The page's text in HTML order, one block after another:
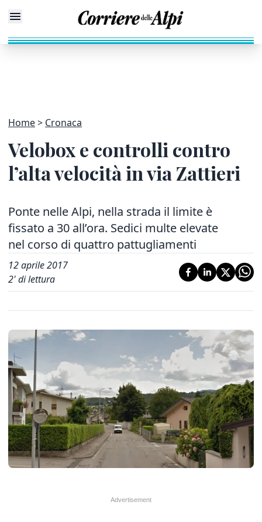
Home Cronaca
Velobox e controlli contro
l’alta velocità in via Zattieri
Ponte nelle Alpi, nella strada il limite è
fissato a 30 all’ora. Sedici multe elevate
nel corso di quattro pattugliamenti
12 aprile 2017
2' di lettura